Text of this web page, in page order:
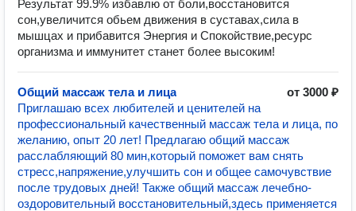
Результат 99.9% избавлю от боли,восстановится
сон,увеличится обьем движения в суставах,сила в
мышцах и прибавится Энергия и Спокойствие,ресурс
организма и иммунитет станет более высоким!
Общий массаж тела и лица
от 3000 ₽
Приглашаю всех любителей и ценителей на
профессиональный качественный массаж тела и лица, по
желанию, опыт 20 лет! Предлагаю общий массаж
расслабляющий 80 мин,который поможет вам снять
стресс,напряжение,улучшить сон и общее самочувствие
после трудовых дней! Также общий массаж лечебно-
оздоровительный восстановительный,здесь применяется